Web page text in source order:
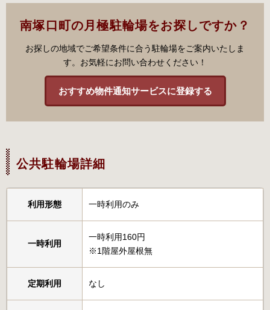
南塚口町の月極駐輪場をお探しですか？
お探しの地域でご希望条件に合う駐輪場をご案内いたしま
す。お気軽にお問い合わせください！
おすすめ物件通知サービスに登録する
公共駐輪場詳細
利用形態 一時利用のみ
一時利用
一時利用160円
※1階屋外屋根無
定期利用 なし